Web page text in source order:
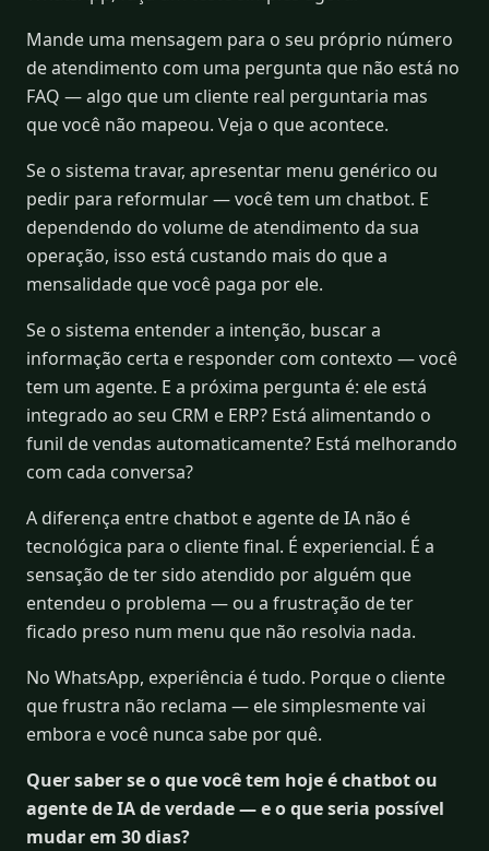
Mande uma mensagem para o seu próprio número
de atendimento com uma pergunta que não está no
FAQ — algo que um cliente real perguntaria mas
que você não mapeou. Veja o que acontece.
Se o sistema travar, apresentar menu genérico ou
pedir para reformular — você tem um chatbot. E
dependendo do volume de atendimento da sua
operação, isso está custando mais do que a
mensalidade que você paga por ele.
Se o sistema entender a intenção, buscar a
informação certa e responder com contexto — você
tem um agente. E a próxima pergunta é: ele está
integrado ao seu CRM e ERP? Está alimentando o
funil de vendas automaticamente? Está melhorando
com cada conversa?
A diferença entre chatbot e agente de IA não é
tecnológica para o cliente final. É experiencial. É a
sensação de ter sido atendido por alguém que
entendeu o problema — ou a frustração de ter
ficado preso num menu que não resolvia nada.
No WhatsApp, experiência é tudo. Porque o cliente
que frustra não reclama — ele simplesmente vai
embora e você nunca sabe por quê.
Quer saber se o que você tem hoje é chatbot ou
agente de IA de verdade — e o que seria possível
mudar em 30 dias?